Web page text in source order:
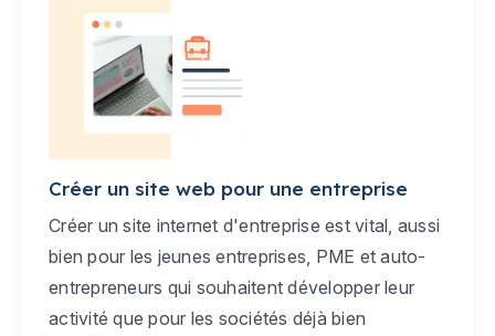
Créer un site web pour une entreprise
Créer un site internet d'entreprise est vital, aussi
bien pour les jeunes entreprises, PME et auto-
entrepreneurs qui souhaitent développer leur
activité que pour les sociétés déjà bien